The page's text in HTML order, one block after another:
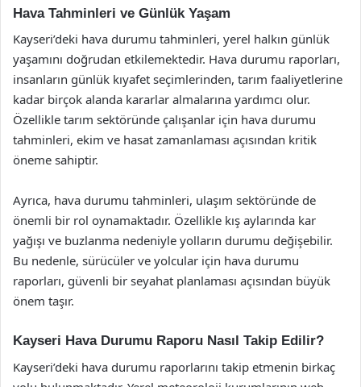
Hava Tahminleri ve Günlük Yaşam
Kayseri’deki hava durumu tahminleri, yerel halkın günlük
yaşamını doğrudan etkilemektedir. Hava durumu raporları,
insanların günlük kıyafet seçimlerinden, tarım faaliyetlerine
kadar birçok alanda kararlar almalarına yardımcı olur.
Özellikle tarım sektöründe çalışanlar için hava durumu
tahminleri, ekim ve hasat zamanlaması açısından kritik
öneme sahiptir.
Ayrıca, hava durumu tahminleri, ulaşım sektöründe de
önemli bir rol oynamaktadır. Özellikle kış aylarında kar
yağışı ve buzlanma nedeniyle yolların durumu değişebilir.
Bu nedenle, sürücüler ve yolcular için hava durumu
raporları, güvenli bir seyahat planlaması açısından büyük
önem taşır.
Kayseri Hava Durumu Raporu Nasıl Takip Edilir?
Kayseri’deki hava durumu raporlarını takip etmenin birkaç